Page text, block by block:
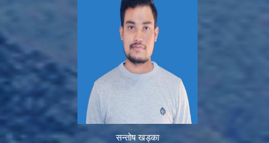
सन्तोष खड्का